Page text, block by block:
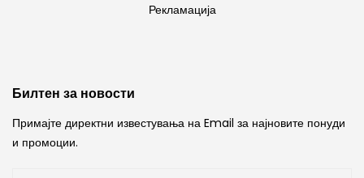
Рекламација
Билтен за новости
Примајте директни известувања на Email за најновите понуди
и промоции.